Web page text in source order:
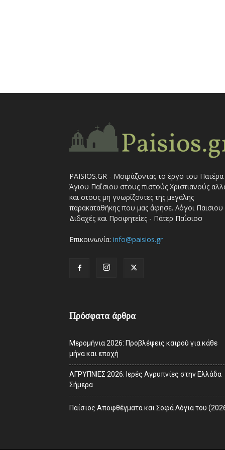
PAISIOS.GR - Μοιράζοντας το έργο του Πατέρα
Άγιου Παΐσιου στους πιστούς Χριστιανούς
και στους μη γνωρίζοντες της μεγάλης
παρακαταθήκης που μας άφησε. Λόγοι Παισιου
Διδαχές και Προφητείες - Πάτερ Παΐσιοσ
Επικοινωνία: info@paisios.gr
Πρόσφατα άρθρα
Μερομήνια 2026: Προβλέψεις καιρού για κάθε
μήνα και εποχή
ΑΓΡΥΠΝΙΕΣ 2026: Ιερές Αγρυπνίες στην Ελλάδα
Σήμερα
Παΐσιος Αποφθέγματα και Σοφά Λόγια του